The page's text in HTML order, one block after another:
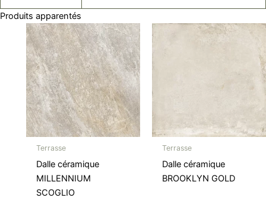
Produits apparentés
Terrasse
Dalle céramique
MILLENNIUM
SCOGLIO
Terrasse
Dalle céramique
BROOKLYN GOLD